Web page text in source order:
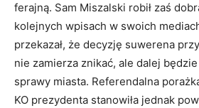
ferajną. Sam Miszalski robił zaś
kolejnych wpisach w swoich
przekazał, że decyzję suwerena
nie zamierza znikać, ale dalej
sprawy miasta. Referendalna
KO prezydenta stanowiła jednak